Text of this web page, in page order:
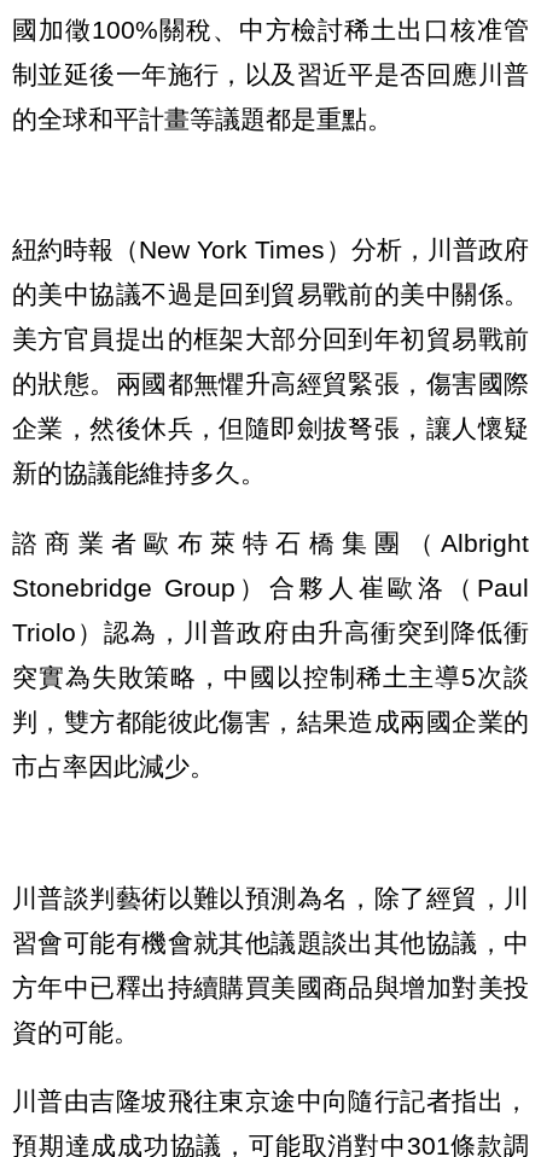
國加徵100%關稅、中方檢討稀土出口核准管
制並延後一年施行，以及習近平是否回應川普
的全球和平計畫等議題都是重點。
紐約時報（New York Times）分析，川普政府
的美中協議不過是回到貿易戰前的美中關係。
美方官員提出的框架大部分回到年初貿易戰前
的狀態。兩國都無懼升高經貿緊張，傷害國際
企業，然後休兵，但隨即劍拔弩張，讓人懷疑
新的協議能維持多久。
諮商業者歐布萊特石橋集團（Albright
Stonebridge Group）合夥人崔歐洛（Paul
Triolo）認為，川普政府由升高衝突到降低衝
突實為失敗策略，中國以控制稀土主導5次談
判，雙方都能彼此傷害，結果造成兩國企業的
市占率因此減少。
川普談判藝術以難以預測為名，除了經貿，川
習會可能有機會就其他議題談出其他協議，中
方年中已釋出持續購買美國商品與增加對美投
資的可能。
川普由吉隆坡飛往東京途中向隨行記者指出，
預期達成成功協議，可能取消對中301條款調